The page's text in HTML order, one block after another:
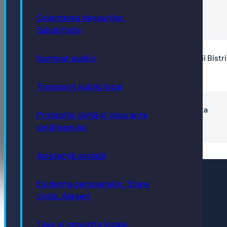
Colectarea deșeurilor.
Salubritate
Iluminat public
Transport public local
Protecție civilă și siguranța
cetățeanului
Asistență socială
Evidența persoanelor. Stare
civilă. Alegeri
Taxe și impozite locale
Anexa 2 – Stat de functii aparat 2026
Stat de functii Directia de Infrastructură și Servicii
Stat de functii Directia de asistență socială Bistrita
Anexa2 – Stat_functii_DAS_Bistrita_2026
Pagini utile